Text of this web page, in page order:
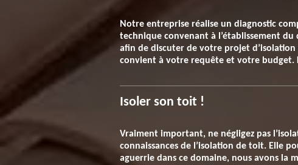
Notre entreprise réalise un diagnostic
technique convenant à l’établissement
afin de discuter de votre projet
convient à votre requête et votre budget.
Isoler son toit !
Vraiment important, ne négligez pas
connaissances de l’isolation de toit. Elle
aguerrie dans ce domaine, nous avons la